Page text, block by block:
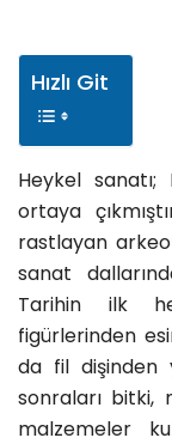
Hızlı Git
Heykel sanatı;
ortaya
rastlayan
sanat
Tarihin ilk
figürlerinden
da fil dişinden
sonraları bitki,
malzemeler